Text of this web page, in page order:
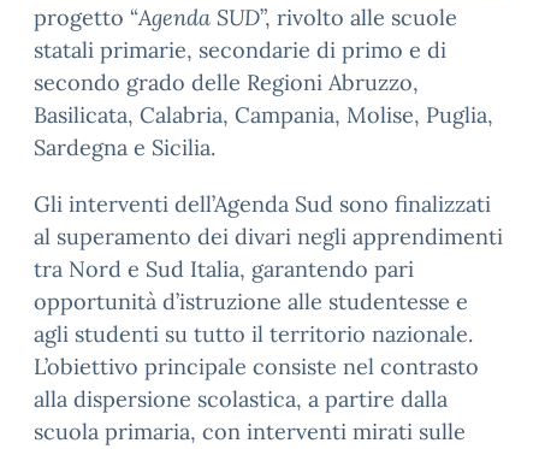
progetto “Agenda SUD”, rivolto alle scuole
statali primarie, secondarie di primo e di
secondo grado delle Regioni Abruzzo,
Basilicata, Calabria, Campania, Molise, Puglia,
Sardegna e Sicilia.
Gli interventi dell’Agenda Sud sono finalizzati
al superamento dei divari negli apprendimenti
tra Nord e Sud Italia, garantendo pari
opportunità d’istruzione alle studentesse e
agli studenti su tutto il territorio nazionale.
L’obiettivo principale consiste nel contrasto
alla dispersione scolastica, a partire dalla
scuola primaria, con interventi mirati sulle